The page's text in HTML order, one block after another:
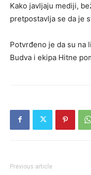
Kako javljaju mediji,
pretpostavlja se da je
Potvrđeno je da su na
Budva i ekipa Hitne
Previous article